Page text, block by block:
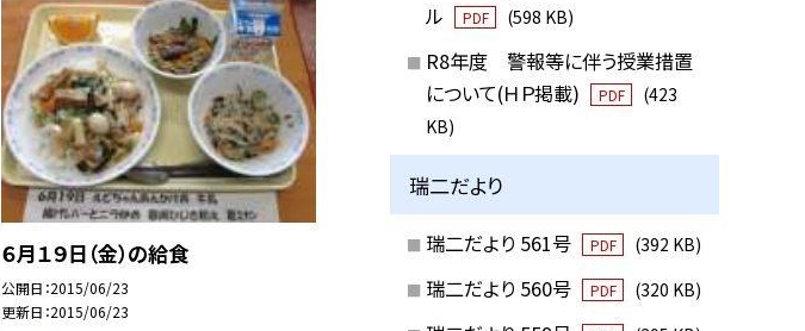
６月１９日（金）の給食
公開日 2015/06/23
更新日 2015/06/23
ル
PDF (598 KB)
R8年度 警報等に伴う授業措置
について(ＨＰ掲載)
PDF
(423
KB)
瑞二だより
瑞二だより 561号 PDF (392 KB)
瑞二だより 560号 PDF (320 KB)